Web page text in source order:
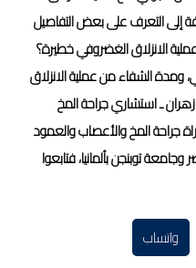
التعرف على بعض التفاصيل
الانزلاق الغضروفي خطيرة؟
ومدة الشفاء من عملية الانزلاق
ـ استشاري جراحة المخ
المخ والأعصاب والعمود
توبنجن بألمانيا، فتابعوا
واتساب